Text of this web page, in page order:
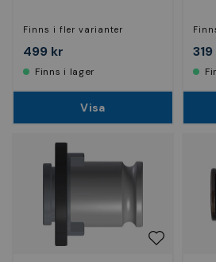
Finns i fler varianter
499 kr
Finns i lager
Visa